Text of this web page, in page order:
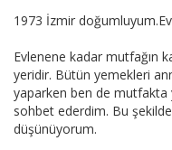
1973 İzmir
Evlenene kadar mutfağın
yeridir. Bütün yemekleri
yaparken ben de mutfakta
sohbet ederdim. Bu
düşünüyorum.